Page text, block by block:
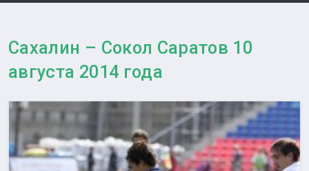
Сахалин – Сокол Саратов 10
августа 2014 года